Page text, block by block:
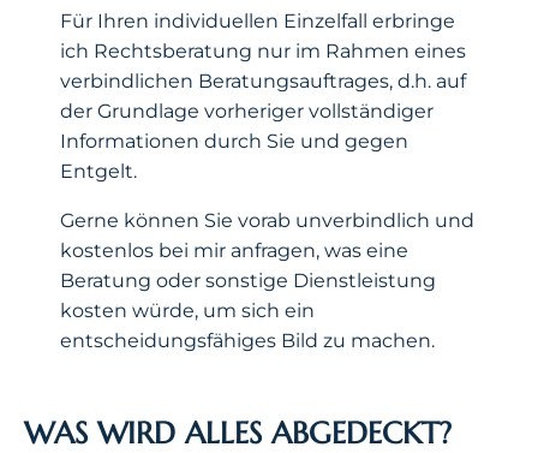
Für Ihren individuellen Einzelfall erbringe
ich Rechtsberatung nur im Rahmen eines
verbindlichen Beratungsauftrages, d.h. auf
der Grundlage vorheriger vollständiger
Informationen durch Sie und gegen
Entgelt.
Gerne können Sie vorab unverbindlich und
kostenlos bei mir anfragen, was eine
Beratung oder sonstige Dienstleistung
kosten würde, um sich ein
entscheidungsfähiges Bild zu machen.
WAS WIRD ALLES ABGEDECKT?